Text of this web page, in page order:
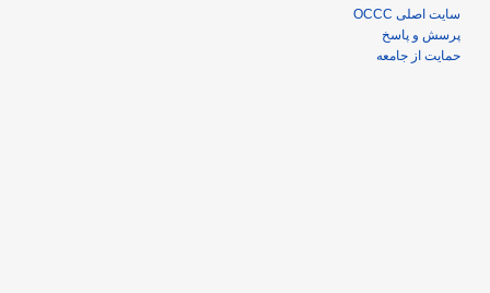
سایت اصلی OCCC
پرسش و پاسخ
حمایت از جامعه